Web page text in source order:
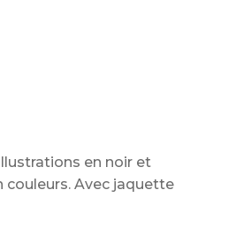
en noir et
couleurs. Avec jaquette